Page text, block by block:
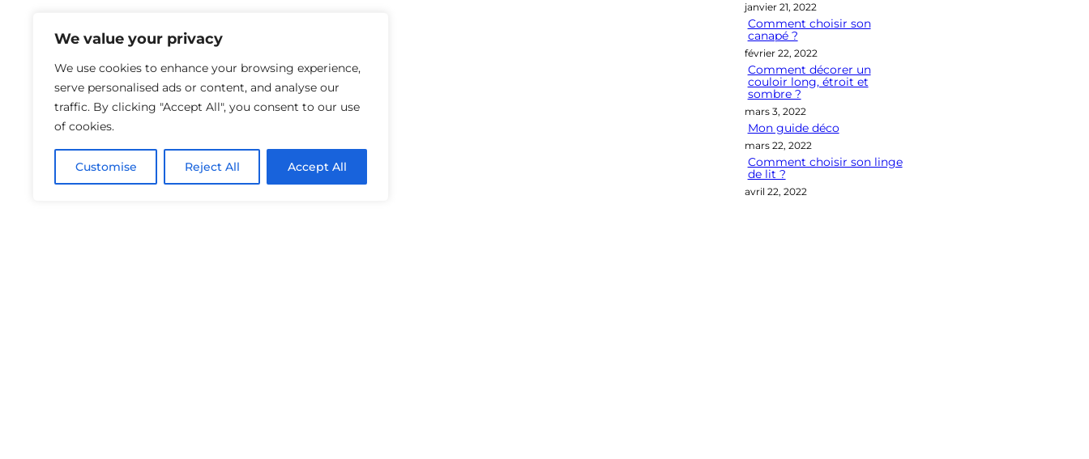
We value your privacy
We use cookies to enhance your browsing experience,
serve personalised ads or content, and analyse our
traffic. By clicking "Accept All", you consent to our use
of cookies.
Customise Reject All Accept All
c
h
e
r
janvier 21, 2022
Comment choisir son
canapé ?
février 22, 2022
Comment décorer un
couloir long, étroit et
sombre ?
mars 3, 2022
Mon guide déco
mars 22, 2022
Comment choisir son linge
de lit ?
avril 22, 2022